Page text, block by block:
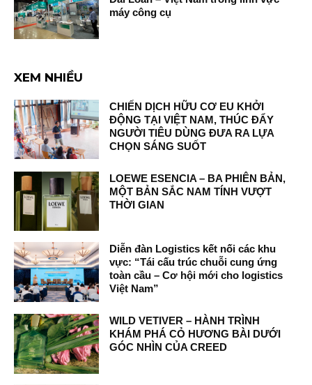
máy công cụ
XEM NHIỀU
CHIẾN DỊCH HỮU CƠ EU KHỞI
ĐỘNG TẠI VIỆT NAM, THÚC ĐẨY
NGƯỜI TIÊU DÙNG ĐƯA RA LỰA
CHỌN SÁNG SUỐT
LOEWE ESENCIA – BA PHIÊN BẢN,
MỘT BẢN SẮC NAM TÍNH VƯỢT
THỜI GIAN
Diễn đàn Logistics kết nối các khu
vực: “Tái cấu trúc chuỗi cung ứng
toàn cầu – Cơ hội mới cho logistics
Việt Nam”
WILD VETIVER – HÀNH TRÌNH
KHÁM PHÁ CỎ HƯƠNG BÀI DƯỚI
GÓC NHÌN CỦA CREED